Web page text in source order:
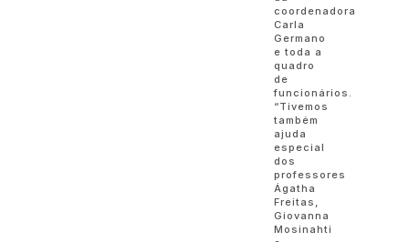
coordenadora
Carla
Germano
e toda a
quadro
de
funcionários.
“Tivemos
também
ajuda
especial
dos
professores
Ágatha
Freitas,
Giovanna
Mosinahti